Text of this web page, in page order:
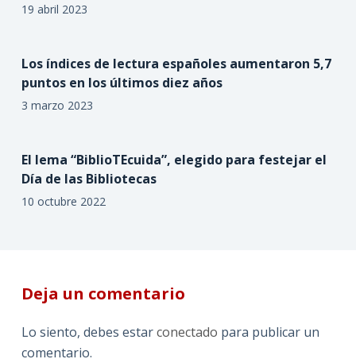
19 abril 2023
Los índices de lectura españoles aumentaron 5,7
puntos en los últimos diez años
3 marzo 2023
El lema “BiblioTEcuida”, elegido para festejar el
Día de las Bibliotecas
10 octubre 2022
Deja un comentario
Lo siento, debes estarconectado para publicar un
comentario.